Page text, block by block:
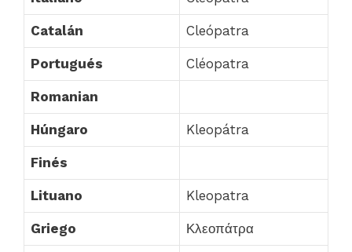
Catalán Cleópatra
Portugués Cléopatra
Romanian
Húngaro Kleopátra
Finés
Lituano Kleopatra
Griego Κλεοπάτρα